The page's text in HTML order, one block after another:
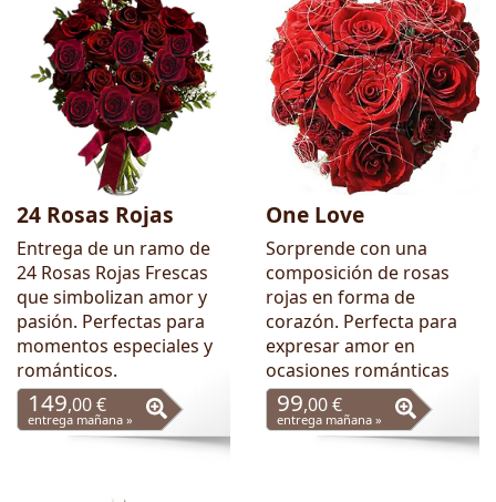
24 Rosas Rojas
Entrega de un ramo de
24 Rosas Rojas Frescas
que simbolizan amor y
pasión. Perfectas para
momentos especiales y
románticos.
149,00 €
entrega mañana »
One Love
Sorprende con una
composición de rosas
rojas en forma de
corazón. Perfecta para
expresar amor en
ocasiones románticas
99,00 €
entrega mañana »